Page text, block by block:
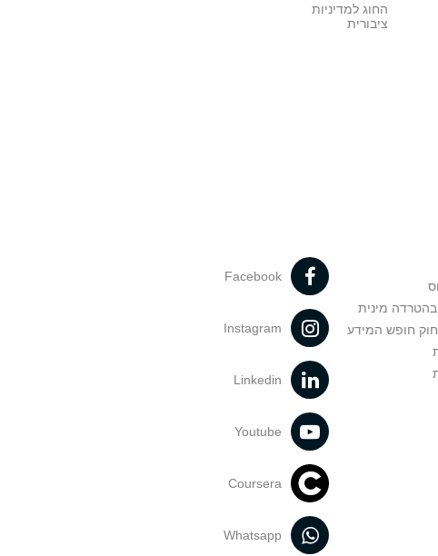
החוג למדיניות
ציבורית
בהטרדה מינית
חופש המידע
Facebook
Instagram
Linkedin
Youtube
Coursera
Whatsapp